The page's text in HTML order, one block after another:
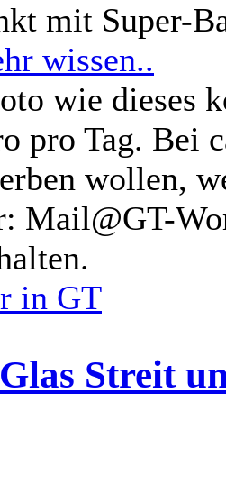
mit Super-
wissen..
wie dieses
pro Tag. Bei
wollen,
Mail@GT-
in GT
Streit